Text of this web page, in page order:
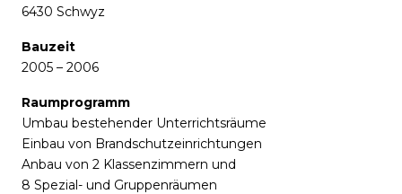
6430 Schwyz
Bauzeit
2005 – 2006
Raumprogramm
Umbau bestehender Unterrichtsräume
Einbau von Brandschutzeinrichtungen
Anbau von 2 Klassenzimmern und
8 Spezial- und Gruppenräumen